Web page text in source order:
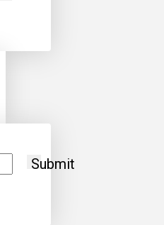
Submit